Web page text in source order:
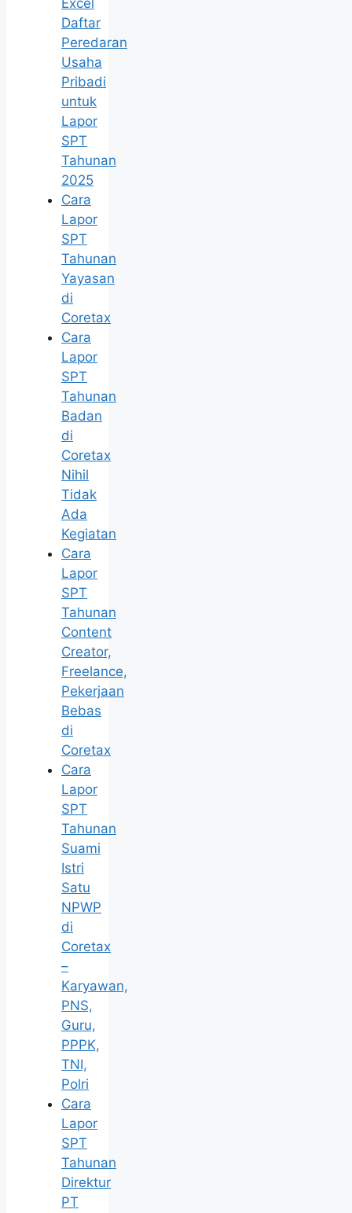
Excel
Daftar
Peredaran
Usaha
Pribadi
untuk
Lapor
SPT
Tahunan
2025
Cara
Lapor
SPT
Tahunan
Yayasan
di
Coretax
Cara
Lapor
SPT
Tahunan
Badan
di
Coretax
Nihil
Tidak
Ada
Kegiatan
Cara
Lapor
SPT
Tahunan
Content
Creator,
Freelance,
Pekerjaan
Bebas
di
Coretax
Cara
Lapor
SPT
Tahunan
Suami
Istri
Satu
NPWP
di
Coretax
–
Karyawan,
PNS,
Guru,
PPPK,
TNI,
Polri
Cara
Lapor
SPT
Tahunan
Direktur
PT